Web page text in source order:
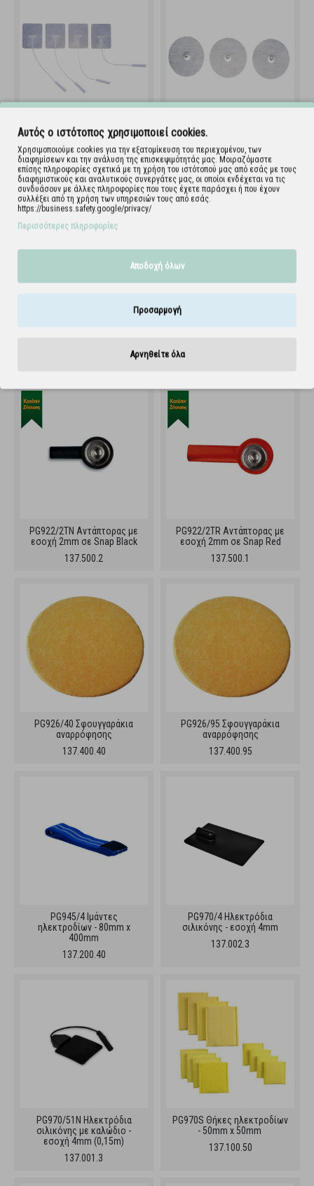
PG470W Ηλεκτρόδια με
καλώδιο - 35mm x 45mm
137.006.1
PG479/32 Ηλεκτρόδια
στρογγυλά με clip - 32mm
137.003.32
PG922/2TN Αντάπτορας με
εσοχή 2mm σε Snap Black
137.500.2
PG922/2TR Αντάπτορας με
εσοχή 2mm σε Snap Red
137.500.1
PG926/40 Σφουγγαράκια
αναρρόφησης
137.400.40
PG926/95 Σφουγγαράκια
αναρρόφησης
137.400.95
PG945/4 Ιμάντες
ηλεκτροδίων - 80mm x
400mm
137.200.40
PG970/4 Ηλεκτρόδια
σιλικόνης - εσοχή 4mm
137.002.3
PG970/51N Ηλεκτρόδια
σιλικόνης με καλώδιο -
εσοχή 4mm (0,15m)
137.001.3
PG970S Θήκες ηλεκτροδίων
- 50mm x 50mm
137.100.50
Αυτός ο ιστότοπος χρησιμοποιεί cookies.
Χρησιμοποιούμε cookies για την εξατομίκευση του περιεχομένου, των
διαφημίσεων και την ανάλυση της επισκεψιμότητάς μας. Μοιραζόμαστε
επίσης πληροφορίες σχετικά με τη χρήση του ιστότοπού μας από εσάς με τους
διαφημιστικούς και αναλυτικούς συνεργάτες μας, οι οποίοι ενδέχεται να τις
συνδυάσουν με άλλες πληροφορίες που τους έχετε παράσχει ή που έχουν
συλλέξει από τη χρήση των υπηρεσιών τους από εσάς.
https://business.safety.google/privacy/
Περισσότερες πληροφορίες
Αποδοχή όλων
Προσαρμογή
Αρνηθείτε όλα